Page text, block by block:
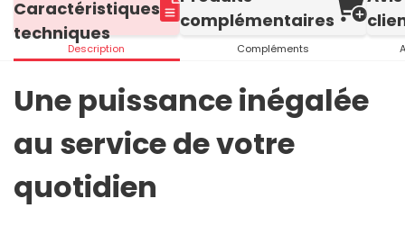
Caractéristiques
techniques
Description
complémentaires
Compléments
Une puissance inégalée
au service de votre
quotidien